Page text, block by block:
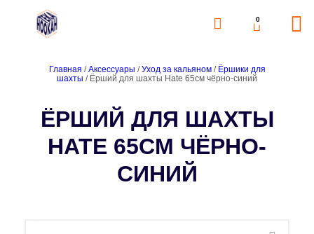
0
Главная /Аксессуары /Уход за кальяном/ Ёршики для
шахты / Ёрший для шахты Hate 65cм чёрно-синий
ЁРШИЙ ДЛЯ ШАХТЫ
HATE 65CМ ЧЁРНО-
СИНИЙ